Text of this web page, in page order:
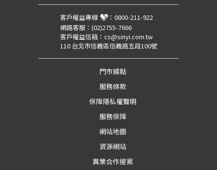
客戶權益專線 ： 0800-211-922
網路客服： (02)2755-7666
客戶權益信箱： cs@sinyi.com.tw
110 台北市信義區信義路五段100號
門市據點
服務條款
保障隱私權聲明
服務保障
網站地圖
資源網站
異業合作提案